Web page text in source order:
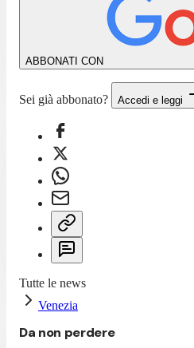
ABBONATI CON
Sei già abbonato? Accedi e leggi
Tutte le news
Venezia
Da non perdere